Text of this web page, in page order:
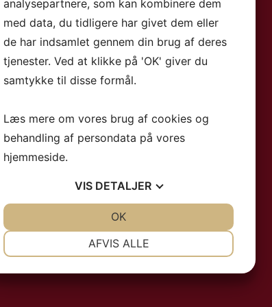
swimmingpools, restaurant, barer,
og billeje. Gratis wifi på hele hotellet.
analysepartnere, som kan kombinere dem
med data, du tidligere har givet dem eller
de har indsamlet gennem din brug af deres
tjenester. Ved at klikke på 'OK' giver du
samtykke til disse formål.
Læs mere om vores brug af cookies og
behandling af persondata på vores
hjemmeside.
VIS DETALJER
AFVIS ALLE
OK